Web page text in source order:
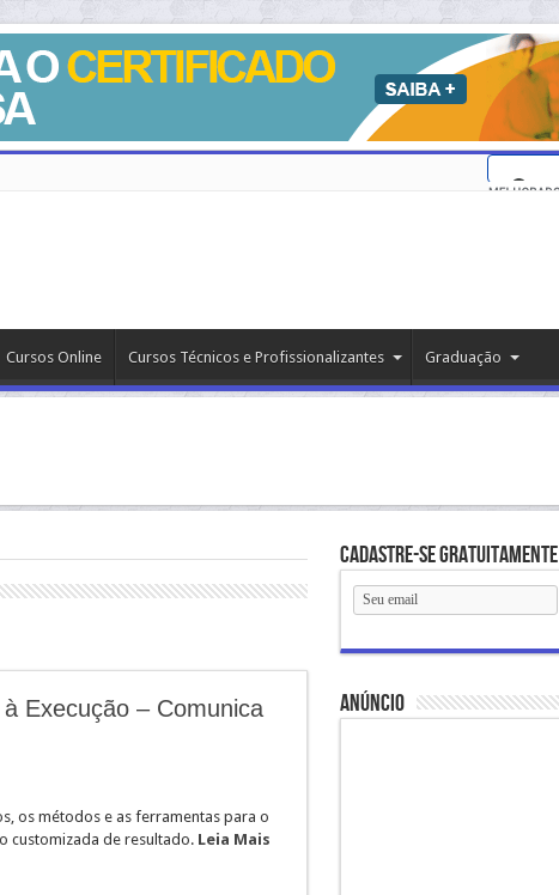
Cursos Online Cursos Técnicos e Profissionalizantes Graduação
Execução – Comunica
os métodos e as ferramentas para o
customizada de resultado. Leia Mais
Cadastre-se gratuitamente
anúncio